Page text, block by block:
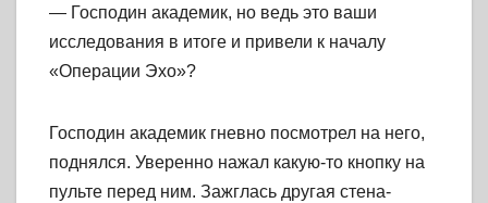
— Господин академик, но ведь это ваши
исследования в итоге и привели к началу
«Операции Эхо»?
Господин академик гневно посмотрел на него,
поднялся. Уверенно нажал какую-то кнопку на
пульте перед ним. Зажглась другая стена-